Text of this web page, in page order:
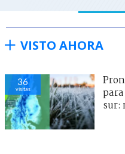
VISTO AHORA
36
visitas
sur: